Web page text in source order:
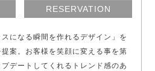
RESERVATION
スになる瞬間を作れるデザイン」を
案。お客様を笑顔に変える事を第
デートしてくれるトレンド感のあ